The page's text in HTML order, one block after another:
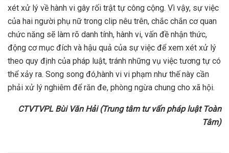
xét xử lý về hành vi gây rối trật tự công cộng. Vì vậy, sự việc
của hai người phụ nữ trong clip nêu trên, chắc chắn cơ quan
chức năng sẽ làm rõ danh tính, hành vi, vấn đề nhận thức,
động cơ mục đích và hậu quả của sự việc để xem xét xử lý
theo quy định của pháp luật, tránh những vụ việc tương tự có
thể xảy ra. Song song đó,hành vi vi phạm như thế này cần
phải xử lý nghiêm để răn đe, phòng ngừa chung cho xã hội.
CTVTVPL Bùi Văn Hải (Trung tâm tư vấn pháp luật Toàn
Tâm)